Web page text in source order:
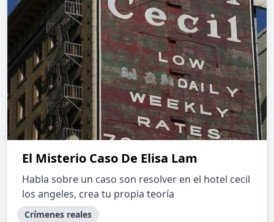
El Misterio Caso De Elisa Lam
Habla sobre un caso son resolver en el hotel cecil
los angeles, crea tu propia teoría
Crímenes reales